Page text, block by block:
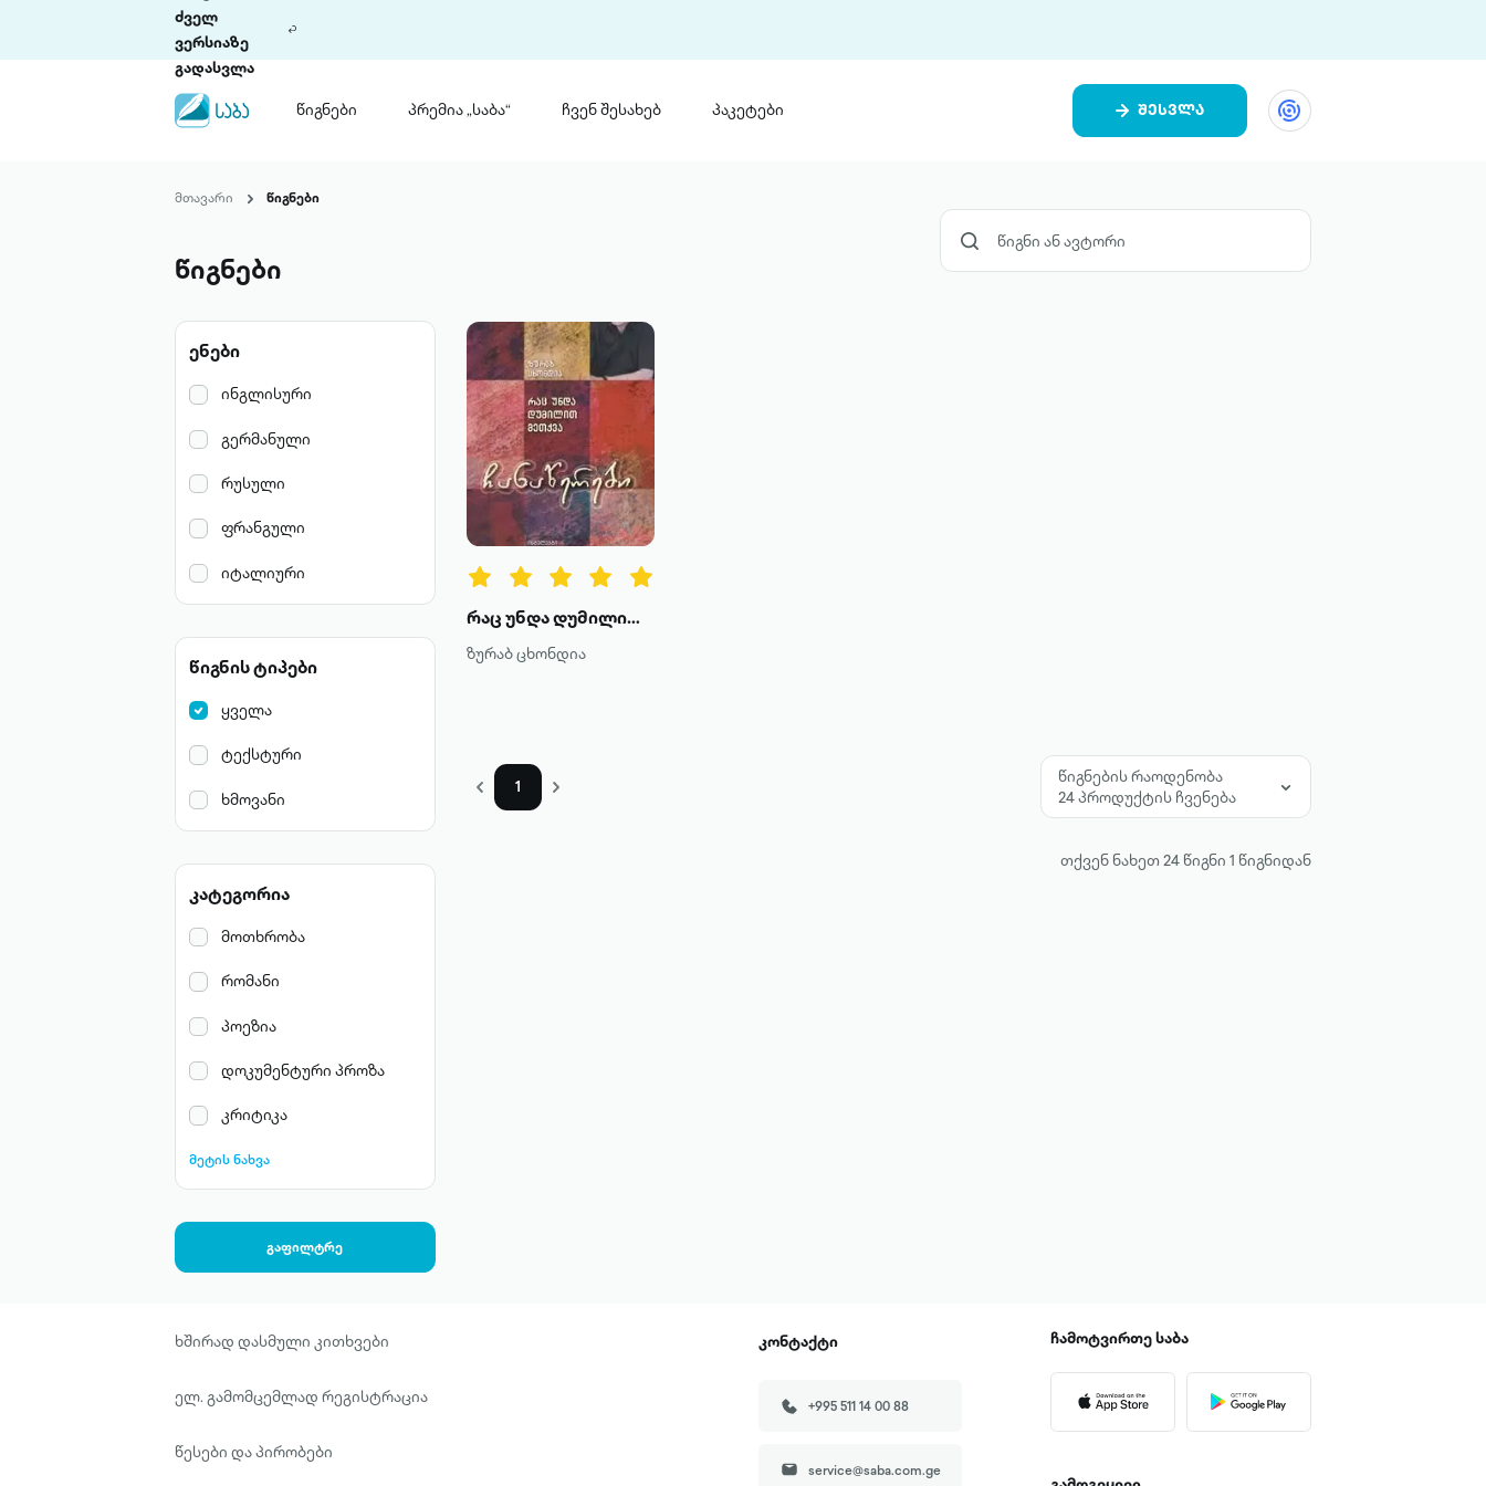
ძველ
ვერსიაზე
გადასვლა
წიგნები
პრემია „საბა“ ჩვენ შესახებ პაკეტები შესვლა
თინეთი 9 ციფრულ პლატფორმასა და 5
პაკეტები
მთავარი წიგნები
წიგნები
ენები
ინგლისური
გერმანული
რუსული
ფრანგული
იტალიური
წიგნის ტიპები
ყველა
ტექსტური
ხმოვანი
კატეგორია
მოთხრობა
რომანი
პოეზია
დოკუმენტური პროზა
კრიტიკა
მეტის ნახვა
გაფილტრე
რაც უნდა დუმილით მეთქვა
ზურაბ ცხონდია
1
წიგნების რაოდენობა
24 პროდუქტის ჩვენება
თქვენ ნახეთ24წიგნი 1 წიგნიდან
ხშირად დასმული კითხვები
ელ. გამომცემლად რეგისტრაცია
წესები და პირობები
კონტაქტი
+995 511 14 00 88
service@saba.com.ge
ჩამოტვირთესაბა